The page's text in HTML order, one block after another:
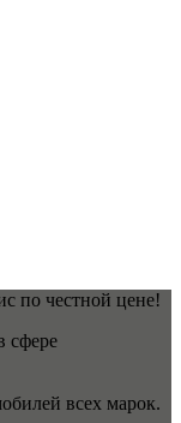
по честной цене!
сфере
всех марок.